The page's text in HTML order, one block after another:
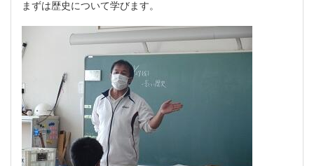
まずは歴史について学びます。